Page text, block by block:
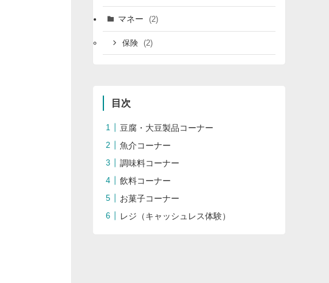
マネー (2)
保険 (2)
目次
豆腐・大豆製品コーナー
魚介コーナー
調味料コーナー
飲料コーナー
お菓子コーナー
レジ（キャッシュレス体験）